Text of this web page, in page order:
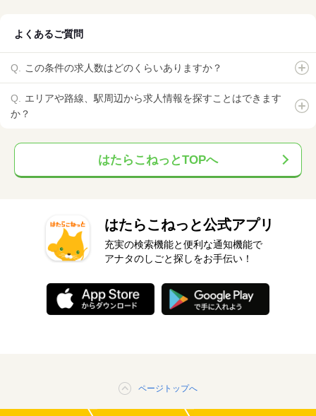
よくあるご質問
この条件の求人数はどのくらいありますか？
エリアや路線、駅周辺から求人情報を探すことはできます
か？
はたらこねっとTOPへ
はたらこねっと公式アプリ
充実の検索機能と便利な通知機能で
アナタのしごと探しをお手伝い！
ページトップへ